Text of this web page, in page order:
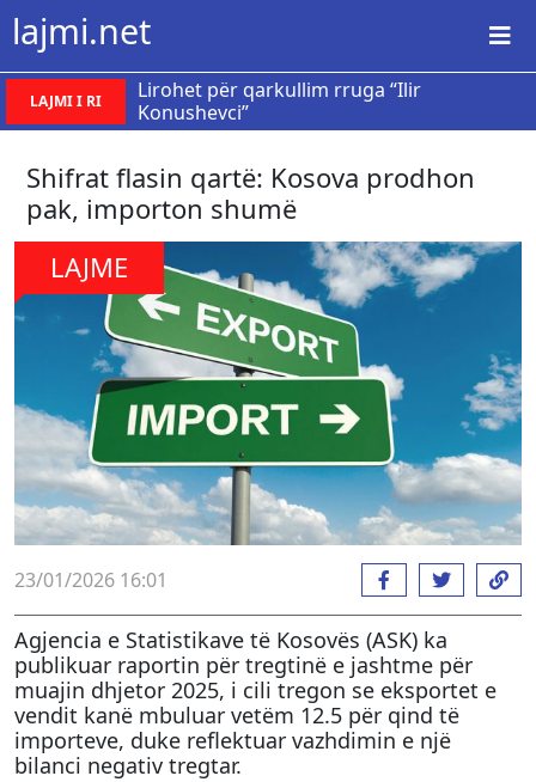
lajmi.net
LAJMI I RI
Lirohet për qarkullim rruga “Ilir
Konushevci”
Shifrat flasin qartë: Kosova prodhon
pak, importon shumë
LAJME
23/01/2026 16:01
Agjencia e Statistikave të Kosovës (ASK) ka
publikuar raportin për tregtinë e jashtme për
muajin dhjetor 2025, i cili tregon se eksportet e
vendit kanë mbuluar vetëm 12.5 për qind të
importeve, duke reflektuar vazhdimin e një
bilanci negativ tregtar.